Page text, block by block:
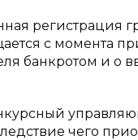
регистрация
с момента
банкротом и о
чего